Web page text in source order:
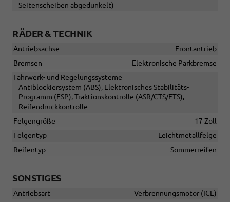
Seitenscheiben abgedunkelt)
RÄDER & TECHNIK
Antriebsachse
Frontantrieb
Bremsen
Elektronische Parkbremse
Fahrwerk- und Regelungssysteme
Antiblockiersystem (ABS), Elektronisches Stabilitäts-
Programm (ESP), Traktionskontrolle (ASR/CTS/ETS),
Reifendruckkontrolle
Felgengröße
17 Zoll
Felgentyp
Leichtmetallfelge
Reifentyp
Sommerreifen
SONSTIGES
Antriebsart
Verbrennungsmotor (ICE)